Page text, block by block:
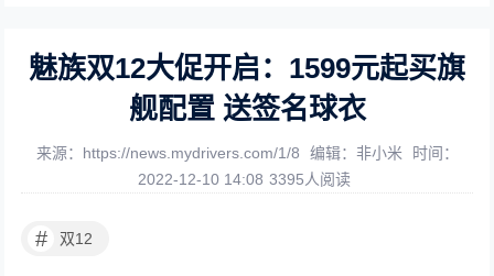
魅族双12大促开启：1599元起买旗
舰配置 送签名球衣
来源：https://news.mydrivers.com/1/8 编辑：非小米
时间：
2022-12-10 14:08 3395人阅读
# 双12